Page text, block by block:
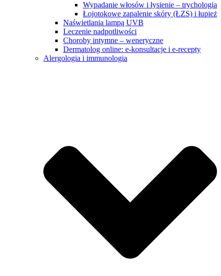
Wypadanie włosów i łysienie – trychologia
Łojotokowe zapalenie skóry (ŁZS) i łupież
Naświetlania lampą UVB
Leczenie nadpotliwości
Choroby intymne – weneryczne
Dermatolog online: e-konsultacje i e-recepty
Alergologia i immunologia